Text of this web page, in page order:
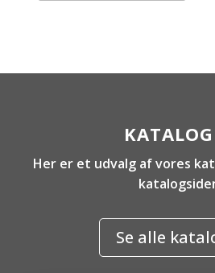
Her er et udvalg af vores
Se alle